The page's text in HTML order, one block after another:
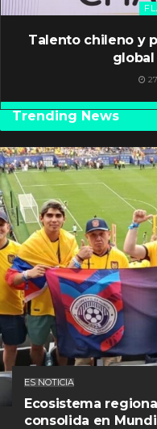
Talento chileno y
Trending News
ES NOTICIA
Ecosistema
consolida en